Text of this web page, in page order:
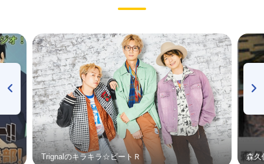
Trignalのキラキラ☆ビートＲ 森久